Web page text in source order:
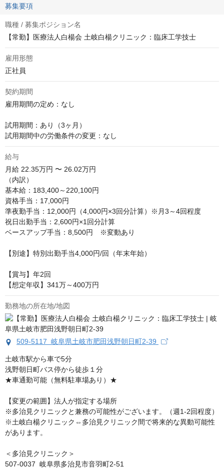
募集要項
職種 / 募集ポジション名
【常勤】医療法人白楊会 土岐白楊クリニック：臨床工学技士
雇用形態
正社員
契約期間
雇用期間の定め：なし
試用期間：あり（3ヶ月）
試用期間中の労働条件の変更：なし
給与
月給 22.35万円 〜 26.02万円
（内訳）
基本給：183,400～220,100円
資格手当：17,000円
準夜勤手当：12,000円（4,000円×3回分計算）※月3～4回程度
祝日出勤手当：2,600円×1回分計算
ベースアップ手当：8,500円　※変動あり
【別途】特別出勤手当4,000円/回（年末年始）
【賞与】年2回
【想定年収】341万～400万円
勤務地の所在地/地図
509-5117 岐阜県土岐市肥田浅野朝日町2-39
土岐市駅から車で5分
浅野朝日町バス停から徒歩１分
★車通勤可能（無料駐車場あり）★
【変更の範囲】法人が指定する場所
※多治見クリニックと兼務の可能性がございます。（週1-2回程度）
※土岐白楊クリニック⇔多治見クリニック間で将来的な異動可能性
があります。
＜多治見クリニック＞
507-0037  岐阜県多治見市音羽町2-51